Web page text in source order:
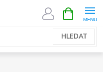
HLEDAT
NÁKUPNÍ
KOŠÍK